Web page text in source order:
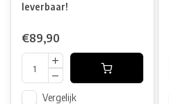
leverbaar!
€89,90
Vergelijk